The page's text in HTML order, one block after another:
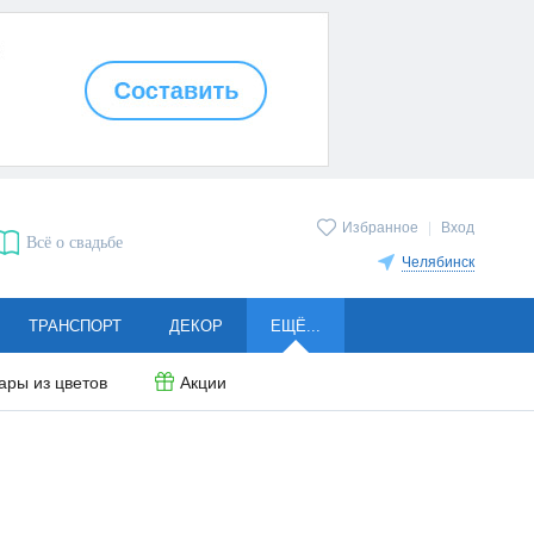
Избранное Вход
Челябинск
Всё о свадьбе
ТРАНСПОРТ ДЕКОР ЕЩЁ...
из цветов Акции